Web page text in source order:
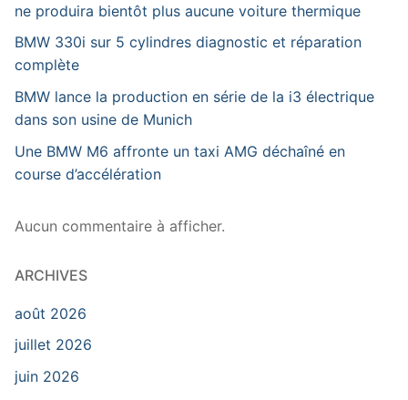
ne produira bientôt plus aucune voiture thermique
BMW 330i sur 5 cylindres diagnostic et réparation
complète
BMW lance la production en série de la i3 électrique
dans son usine de Munich
Une BMW M6 affronte un taxi AMG déchaîné en
course d’accélération
Aucun commentaire à afficher.
ARCHIVES
août 2026
juillet 2026
juin 2026